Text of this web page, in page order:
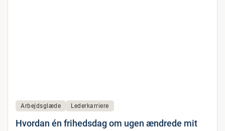
Arbejdsglæde Lederkarriere
Hvordan én frihedsdag om ugen ændrede mit